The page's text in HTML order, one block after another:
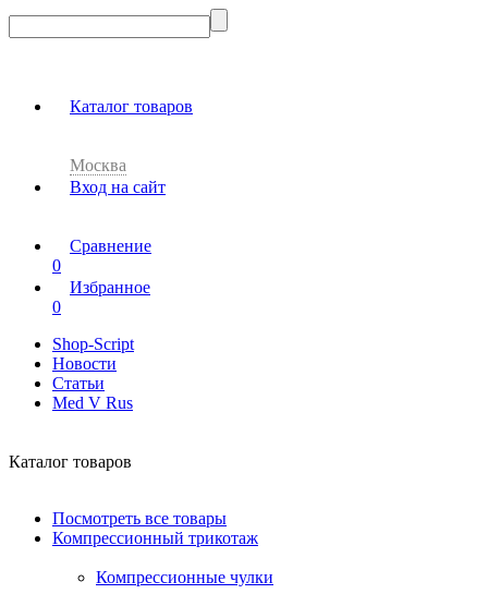
Каталог товаров
Москва
Вход на сайт
Сравнение
0
Избранное
0
Shop-Script
Новости
Статьи
Med V Rus
Каталог товаров
Посмотреть все товары
Компрессионный трикотаж
Компрессионные чулки